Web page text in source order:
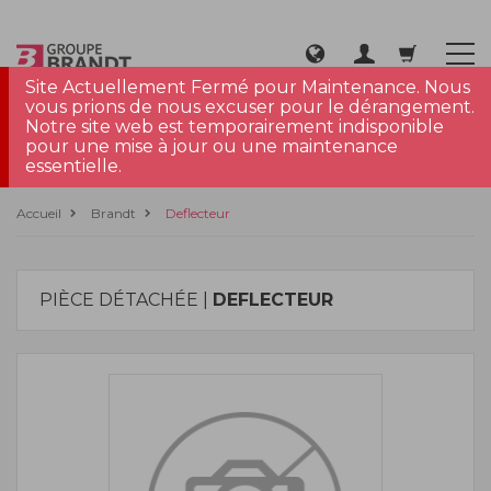
Site Actuellement Fermé pour Maintenance. Nous
vous prions de nous excuser pour le dérangement.
Notre site web est temporairement indisponible
pour une mise à jour ou une maintenance
essentielle.
Accueil Brandt Deflecteur
PIÈCE DÉTACHÉE | DEFLECTEUR